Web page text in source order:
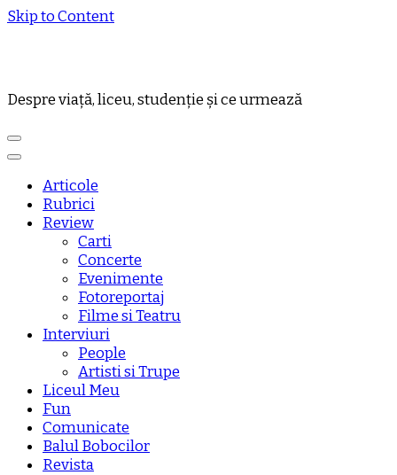
Skip to Content
Despre viață, liceu, studenție și ce urmează
Articole
Rubrici
Review
Carti
Concerte
Evenimente
Fotoreportaj
Filme si Teatru
Interviuri
People
Artisti si Trupe
Liceul Meu
Fun
Comunicate
Balul Bobocilor
Revista